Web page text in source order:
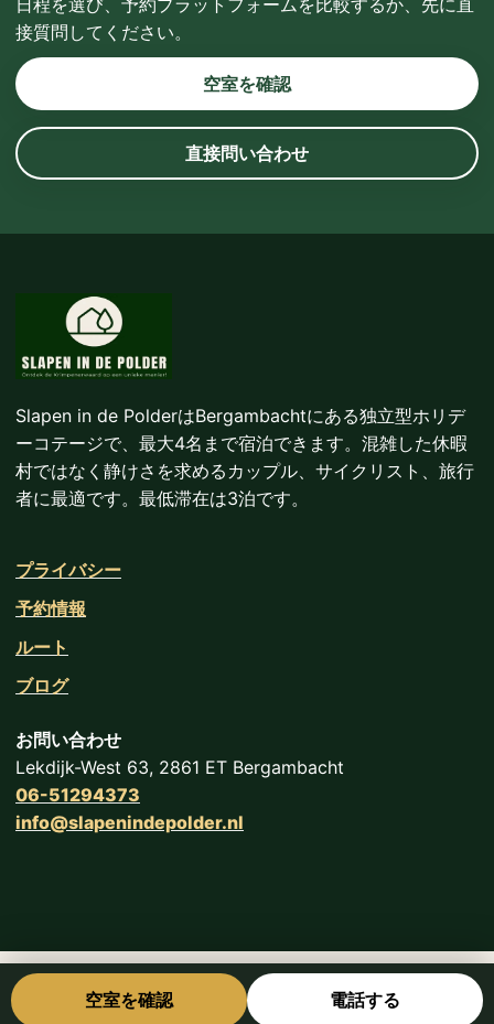
日程を選び、予約プラットフォームを比較するか、先に直
接質問してください。
空室を確認
直接問い合わせ
Slapen in de PolderはBergambachtにある独立型ホリデ
ーコテージで、最大4名まで宿泊できます。混雑した休暇
村ではなく静けさを求めるカップル、サイクリスト、旅行
者に最適です。最低滞在は3泊です。
プライバシー
予約情報
ルート
ブログ
お問い合わせ
Lekdijk-West 63, 2861 ET Bergambacht
06-51294373
info@slapenindepolder.nl
空室を確認 電話する